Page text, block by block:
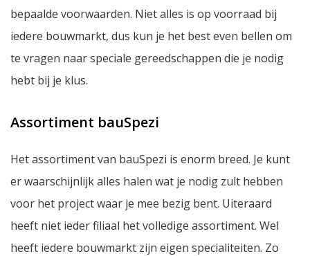
bepaalde voorwaarden. Niet alles is op voorraad bij
iedere bouwmarkt, dus kun je het best even bellen om
te vragen naar speciale gereedschappen die je nodig
hebt bij je klus.
Assortiment bauSpezi
Het assortiment van bauSpezi is enorm breed. Je kunt
er waarschijnlijk alles halen wat je nodig zult hebben
voor het project waar je mee bezig bent. Uiteraard
heeft niet ieder filiaal het volledige assortiment. Wel
heeft iedere bouwmarkt zijn eigen specialiteiten. Zo